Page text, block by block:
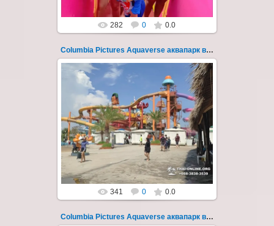
282 0 0.0
Columbia Pictures Aquaverse аквапарк в Паттайе 261
23.10.2022
Columbia Pictures Aquaverse - новый
тематический аквапарк в Паттайе.
Открыт в октябре 2022 после
модернизации и смены...
Thai-Online
341 0 0.0
Columbia Pictures Aquaverse аквапарк в Паттайе 262